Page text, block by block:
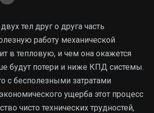
тел друг о друга часть
работу механической
в тепловую, и чем она окажется
будут потери и ниже КПД системы.
с бесполезными затратами
ущерба этот процесс
чисто технических трудностей,